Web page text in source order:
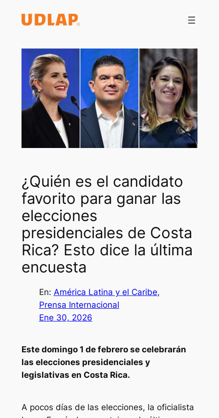
¿Quién es el candidato
favorito para ganar las
elecciones
presidenciales de Costa
Rica? Esto dice la última
encuesta
En: América Latina y el Caribe
Prensa Internacional
Ene 30, 2026
Este domingo 1 de febrero se celebrarán
las elecciones presidenciales y
legislativas en Costa Rica.
A pocos días de las elecciones, la oficialista